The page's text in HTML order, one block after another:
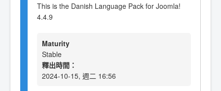
This is the Danish Language Pack for Joomla!
4.4.9
Maturity
Stable
釋出時間：
2024-10-15, 週二 16:56